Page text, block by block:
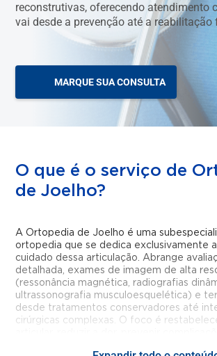
reconstrutivas, oferecendo atendimento
vai desde a prevenção até a reabilitação
MARQUE SUA CONSULTA
O que é o serviço de
de Joelho?
A Ortopedia de Joelho é uma
ortopedia que se dedica exclusivamente
cuidado dessa articulação. Abrange
detalhada, exames de imagem de alta
(ressonância magnética, radiografias
ultrassonografia musculoesquelética) e
desde tratamentos conservadores até
cirúrgicas complexas. O foco é